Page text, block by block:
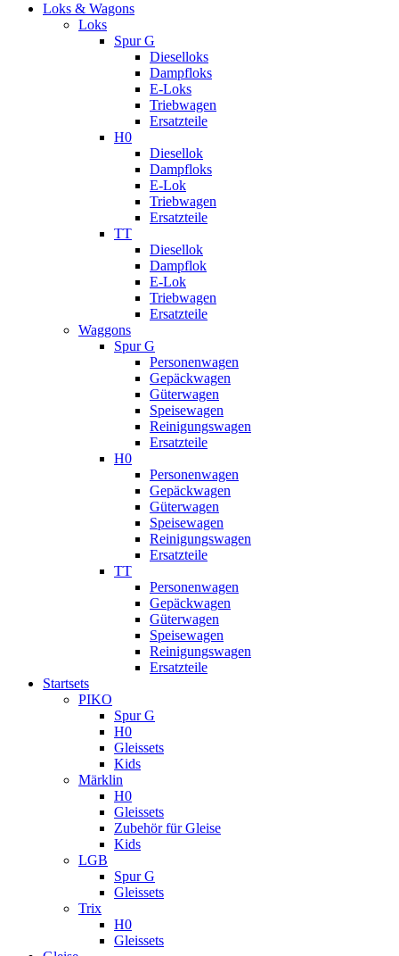
Loks & Wagons
Loks
Spur G
Dieselloks
Dampfloks
E-Loks
Triebwagen
Ersatzteile
H0
Diesellok
Dampfloks
E-Lok
Triebwagen
Ersatzteile
TT
Diesellok
Dampflok
E-Lok
Triebwagen
Ersatzteile
Waggons
Spur G
Personenwagen
Gepäckwagen
Güterwagen
Speisewagen
Reinigungswagen
Ersatzteile
H0
Personenwagen
Gepäckwagen
Güterwagen
Speisewagen
Reinigungswagen
Ersatzteile
TT
Personenwagen
Gepäckwagen
Güterwagen
Speisewagen
Reinigungswagen
Ersatzteile
Startsets
PIKO
Spur G
H0
Gleissets
Kids
Märklin
H0
Gleissets
Zubehör für Gleise
Kids
LGB
Spur G
Gleissets
Trix
H0
Gleissets